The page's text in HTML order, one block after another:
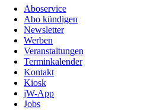
Aboservice
Abo kündigen
Newsletter
Werben
Veranstaltungen
Terminkalender
Kontakt
Kiosk
jW-App
Jobs